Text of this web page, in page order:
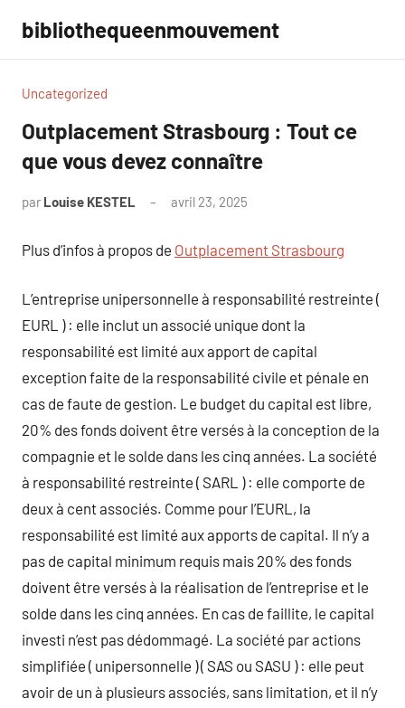
contenu
bibliothequeenmouvement
Uncategorized
Outplacement Strasbourg : Tout ce
que vous devez connaître
par Louise KESTEL avril 23, 2025
Plus d’infos à propos de Outplacement Strasbourg
L’entreprise unipersonnelle à responsabilité restreinte (
EURL ) : elle inclut un associé unique dont la
responsabilité est limité aux apport de capital
exception faite de la responsabilité civile et pénale en
cas de faute de gestion. Le budget du capital est libre,
20% des fonds doivent être versés à la conception de la
compagnie et le solde dans les cinq années. La société
à responsabilité restreinte ( SARL ) : elle comporte de
deux à cent associés. Comme pour l’EURL, la
responsabilité est limité aux apports de capital. Il n’y a
pas de capital minimum requis mais 20% des fonds
doivent être versés à la réalisation de l’entreprise et le
solde dans les cinq années. En cas de faillite, le capital
investi n’est pas dédommagé. La société par actions
simplifiée ( unipersonnelle ) ( SAS ou SASU ) : elle peut
avoir de un à plusieurs associés, sans limitation, et il n’y